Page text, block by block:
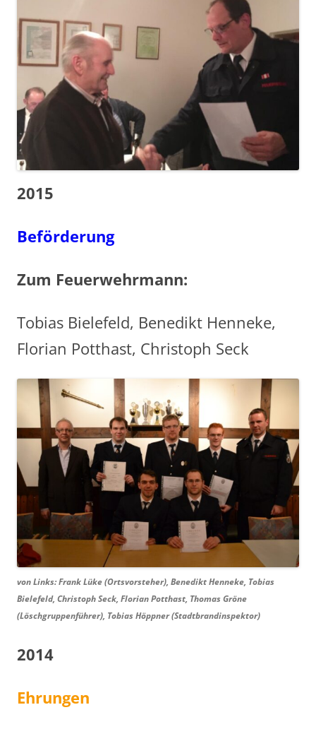
2015
Beförderung
Zum Feuerwehrmann:
Tobias Bielefeld, Benedikt Henneke,
Florian Potthast, Christoph Seck
von Links: Frank Lüke (Ortsvorsteher), Benedikt Henneke, Tobias
Bielefeld, Christoph Seck, Florian Potthast, Thomas Gröne
(Löschgruppenführer), Tobias Höppner (Stadtbrandinspektor)
2014
Ehrungen